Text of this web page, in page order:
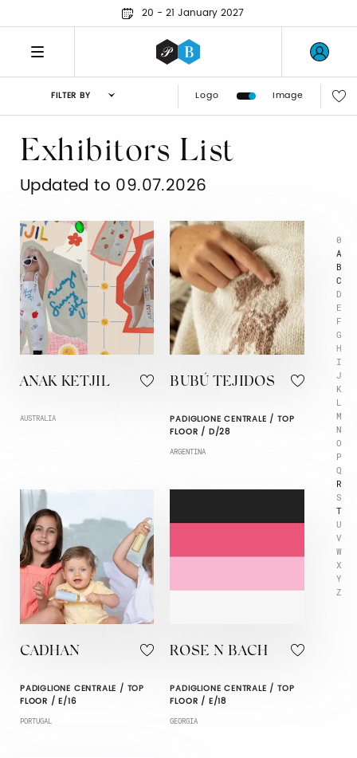
20 - 21 January 2027
FILTER BY Logo Image
0
A
B
C
D
E
F
G
H
I
J
K
L
M
N
O
P
Q
R
S
T
U
V
W
X
Y
Z
Exhibitors List
Updated to 09.07.2026
ANAK KETJIL
AUSTRALIA
BUBÚ TEJIDOS
PADIGLIONE CENTRALE / TOP
FLOOR / D/28
ARGENTINA
CADHAN
PADIGLIONE CENTRALE / TOP
FLOOR / E/16
PORTUGAL
ROSE N BACH
PADIGLIONE CENTRALE / TOP
FLOOR / E/18
GEORGIA